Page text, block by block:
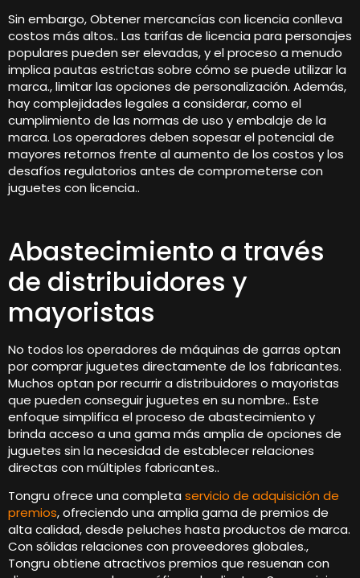
Sin embargo, Obtener mercancías con licencia conlleva
costos más altos.. Las tarifas de licencia para personajes
populares pueden ser elevadas, y el proceso a menudo
implica pautas estrictas sobre cómo se puede utilizar la
marca., limitar las opciones de personalización. Además,
hay complejidades legales a considerar, como el
cumplimiento de las normas de uso y embalaje de la
marca. Los operadores deben sopesar el potencial de
mayores retornos frente al aumento de los costos y los
desafíos regulatorios antes de comprometerse con
juguetes con licencia..
Abastecimiento a través
de distribuidores y
mayoristas
No todos los operadores de máquinas de garras optan
por comprar juguetes directamente de los fabricantes.
Muchos optan por recurrir a distribuidores o mayoristas
que pueden conseguir juguetes en su nombre.. Este
enfoque simplifica el proceso de abastecimiento y
brinda acceso a una gama más amplia de opciones de
juguetes sin la necesidad de establecer relaciones
directas con múltiples fabricantes..
Tongru ofrece una completa servicio de adquisición de
premios, ofreciendo una amplia gama de premios de
alta calidad, desde peluches hasta productos de marca.
Con sólidas relaciones con proveedores globales.,
Tongru obtiene atractivos premios que resuenan con